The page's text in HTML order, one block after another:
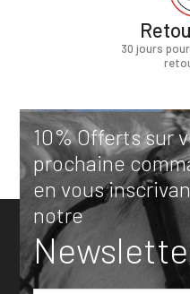
30 jours
10% Offerts sur
prochaine
en vous
notre